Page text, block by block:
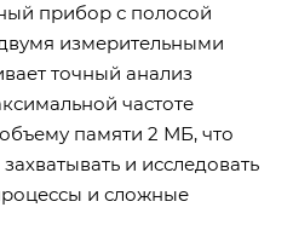
прибор с полосой
измерительными
точный анализ
частоте
памяти 2 МБ, что
и исследовать
и сложные